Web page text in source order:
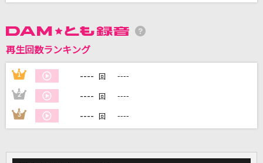
DAMに会員登録・ログインして
再生回数ランキング
1 ---- 回 ----
2 ---- 回 ----
3 ---- 回 ----